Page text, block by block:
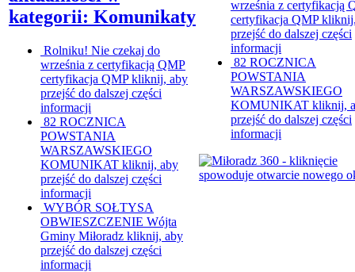
kategorii: Komunikaty
Rolniku! Nie czekaj do
września z certyfikacją QMP
certyfikacja QMPkliknij, aby
przejść do dalszej części
informacji
82 ROCZNICA
POWSTANIA
WARSZAWSKIEGO
KOMUNIKAT kliknij, aby
przejść do dalszej części
informacji
WYBÓR SOŁTYSA
OBWIESZCZENIE Wójta
Gminy Miłoradz kliknij, aby
przejść do dalszej części
informacji
września z certyfikacją
certyfikacja QMP
przejść do dalszej części
informacji
82 ROCZNICA
POWSTANIA
WARSZAWSKIEGO
KOMUNIKAT kliknij,
przejść do dalszej części
informacji